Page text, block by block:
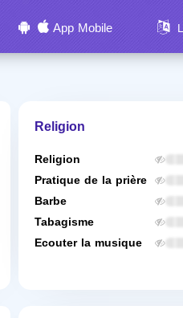
App Mobile
Religion
Religion
Pratique de la prière
Barbe
Tabagisme
Ecouter la musique